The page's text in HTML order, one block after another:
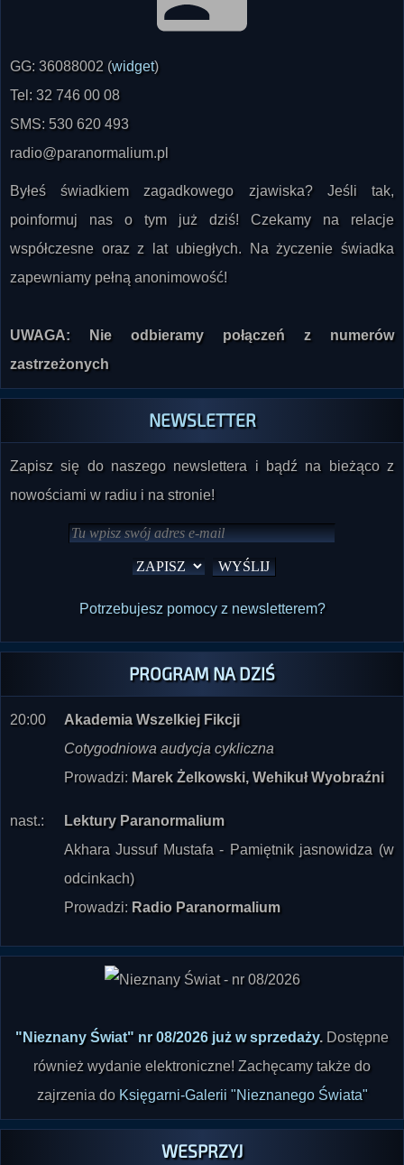
GG: 36088002 (widget)
Tel: 32 746 00 08
SMS: 530 620 493
radio@paranormalium.pl
Byłeś świadkiem zagadkowego zjawiska? Jeśli tak,
poinformuj nas o tym już dziś! Czekamy na relacje
współczesne oraz z lat ubiegłych. Na życzenie świadka
zapewniamy pełną anonimowość!
UWAGA: Nie odbieramy połączeń z numerów
zastrzeżonych
NEWSLETTER
Zapisz się do naszego newslettera i bądź na bieżąco z
nowościami w radiu i na stronie!
Potrzebujesz pomocy z newsletterem?
PROGRAM NA DZIŚ
20:00
Akademia Wszelkiej Fikcji
Cotygodniowa audycja cykliczna
Prowadzi: Marek Żelkowski, Wehikuł Wyobraźni
nast.:
Lektury Paranormalium
Akhara Jussuf Mustafa - Pamiętnik jasnowidza (w
odcinkach)
Prowadzi: Radio Paranormalium
"Nieznany Świat" nr 08/2026 już w sprzedaży. Dostępne
również wydanie elektroniczne! Zachęcamy także do
zajrzenia do Księgarni-Galerii "Nieznanego Świata"
WESPRZYJ